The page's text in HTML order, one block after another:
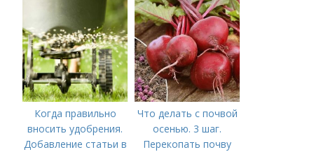
Когда правильно
вносить удобрения.
Добавление статьи в
Что делать с почвой
осенью. 3 шаг.
Перекопать почву